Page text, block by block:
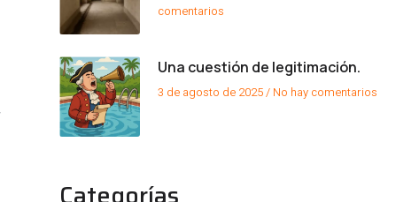
comentarios
Una cuestión de legitimación.
3 de agosto de 2025 No hay comentarios